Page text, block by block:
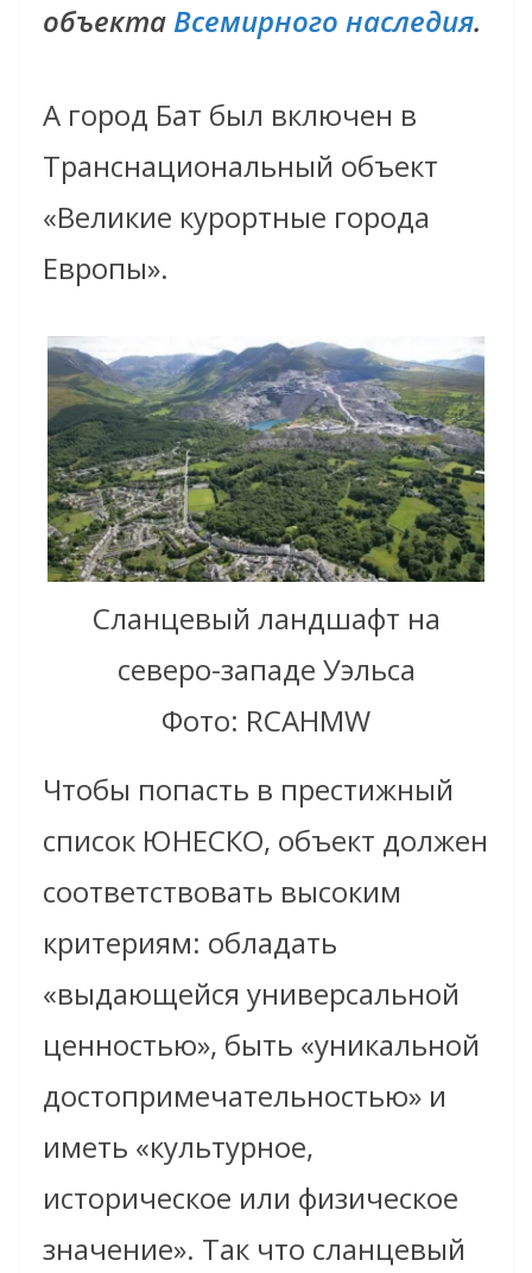
объекта Всемирного наследия.
А город Бат был включен в
Транснациональный объект
«Великие курортные города
Европы».
Сланцевый ландшафт на
северо-западе Уэльса
Фото: RCAHMW
Чтобы попасть в престижный
список ЮНЕСКО, объект должен
соответствовать высоким
критериям: обладать
«выдающейся универсальной
ценностью», быть «уникальной
достопримечательностью» и
иметь «культурное,
историческое или физическое
значение». Так что сланцевый